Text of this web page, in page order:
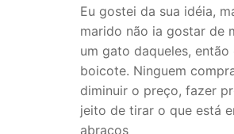
Eu gostei da sua idéia,
marido não ia gostar de
um gato daqueles, então
boicote. Ninguem
diminuir o preço, fazer
jeito de tirar o que está
abraços